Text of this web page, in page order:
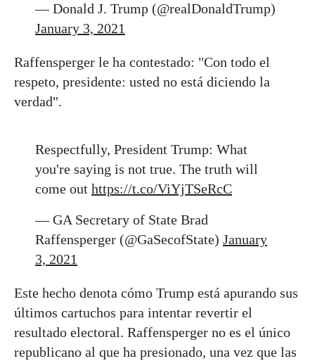
— Donald J. Trump (@realDonaldTrump)
January 3, 2021
Raffensperger le ha contestado: "Con todo el
respeto, presidente: usted no está diciendo la
verdad".
Respectfully, President Trump: What
you're saying is not true. The truth will
come out https://t.co/ViYjTSeRcC
— GA Secretary of State Brad
Raffensperger (@GaSecofState) January
3, 2021
Este hecho denota cómo Trump está apurando sus
últimos cartuchos para intentar revertir el
resultado electoral. Raffensperger no es el único
republicano al que ha presionado, una vez que las